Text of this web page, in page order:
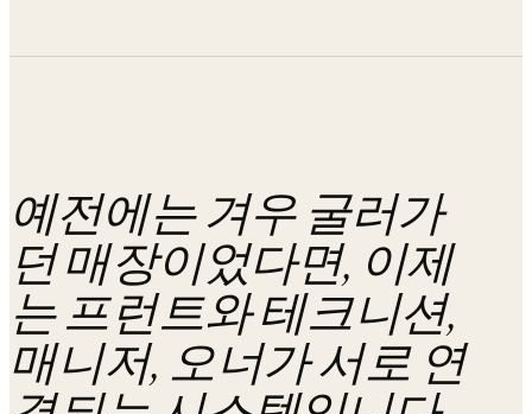
예전에는 겨우 굴러가
던 매장이었다면, 이제
는프런트와 테크니션,
매니저, 오너가 서로 연